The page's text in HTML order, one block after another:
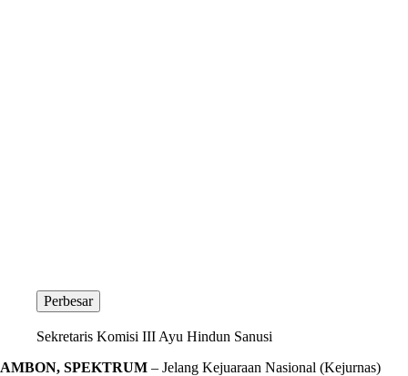
Perbesar
Sekretaris Komisi III Ayu Hindun Sanusi
AMBON, SPEKTRUM – Jelang Kejuaraan Nasional (Kejurnas)